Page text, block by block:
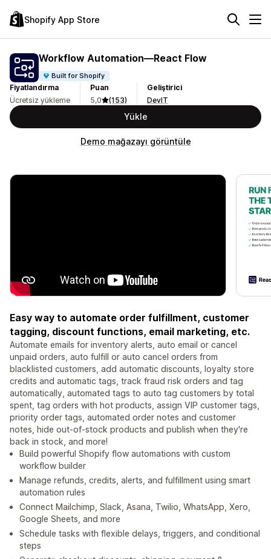
Shopify App Store
Workflow Automation—React Flow
Built for Shopify
Fiyatlandırma
Ücretsiz yükleme
Puan
5,0
(153)
Geliştirici
DevIT
Yükle
Demo mağazayı görüntüle
Easy way to automate order fulfillment, customer
tagging, discount functions, email marketing, etc.
Automate emails for inventory alerts, auto email or cancel
unpaid orders, auto fulfill or auto cancel orders from
blacklisted customers, add automatic discounts, loyalty store
credits and automatic tags, track fraud risk orders and tag
automatically, automated tags to auto tag customers by total
spent, tag orders with hot products, assign VIP customer tags,
priority order tags, automated order notes and customer
notes, hide out-of-stock products and publish when they're
back in stock, and more!
Build powerful Shopify flow automations with custom
workflow builder
Manage refunds, credits, alerts, and fulfillment using smart
automation rules
Connect Mailchimp, Slack, Asana, Twilio, WhatsApp, Xero,
Google Sheets, and more
Schedule tasks with flexible delays, triggers, and conditional
steps